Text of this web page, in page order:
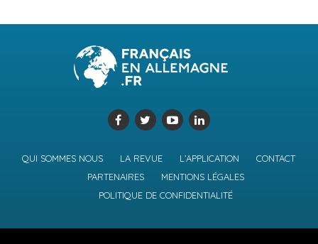
QUI SOMMES NOUS LA REVUE L’APPLICATION
CONTACT
PARTENAIRES
MENTIONS LÉGALES
POLITIQUE DE CONFIDENTIALITÉ